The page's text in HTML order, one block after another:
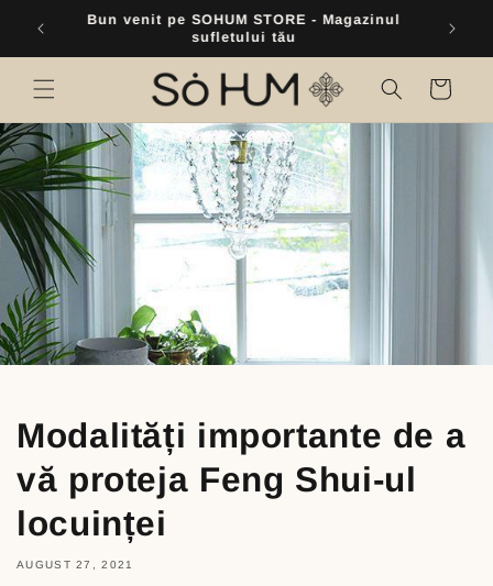
Skip to
content
Intră în contact cu noi. Scrie-ne pe WhatsApp
+40 742 276486
Cart
Modalități importante de a
vă proteja Feng Shui-ul
locuinței
AUGUST 27, 2021